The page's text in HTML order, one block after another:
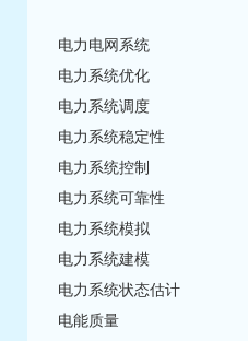
电力电网系统
电力系统优化
电力系统调度
电力系统稳定性
电力系统控制
电力系统可靠性
电力系统模拟
电力系统建模
电力系统状态估计
电能质量